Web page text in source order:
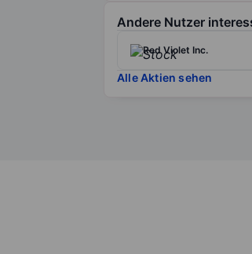
Andere Nutzer
Red Violet Inc.
Alle Aktien sehen